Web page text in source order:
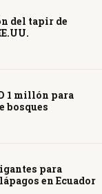
del tapir de
1 millón para
bosques
para
en Ecuador